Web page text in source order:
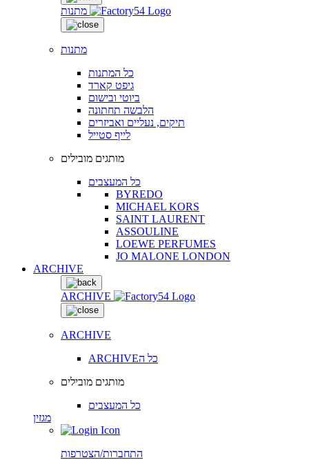
מתנות
מתנות
כל המתנות
גיפט קארד
ביוטי ובישום
הלבשה תחתונה
תיקים, נעליים ואביזרים
לייף סטייל
מותגים מובילים
כל המעצבים
BYREDO
MICHAEL KORS
SAINT LAURENT
ASSOULINE
LOEWE PERFUMES
JO MALONE LONDON
ARCHIVE
ARCHIVE
ARCHIVE
ARCHIVEכל ה
מותגים מובילים
כל המעצבים
מגזין
התחברות/הצטרפות